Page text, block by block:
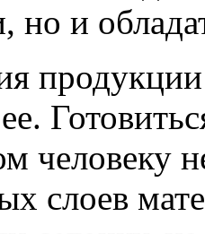
но и
человеку
слоев